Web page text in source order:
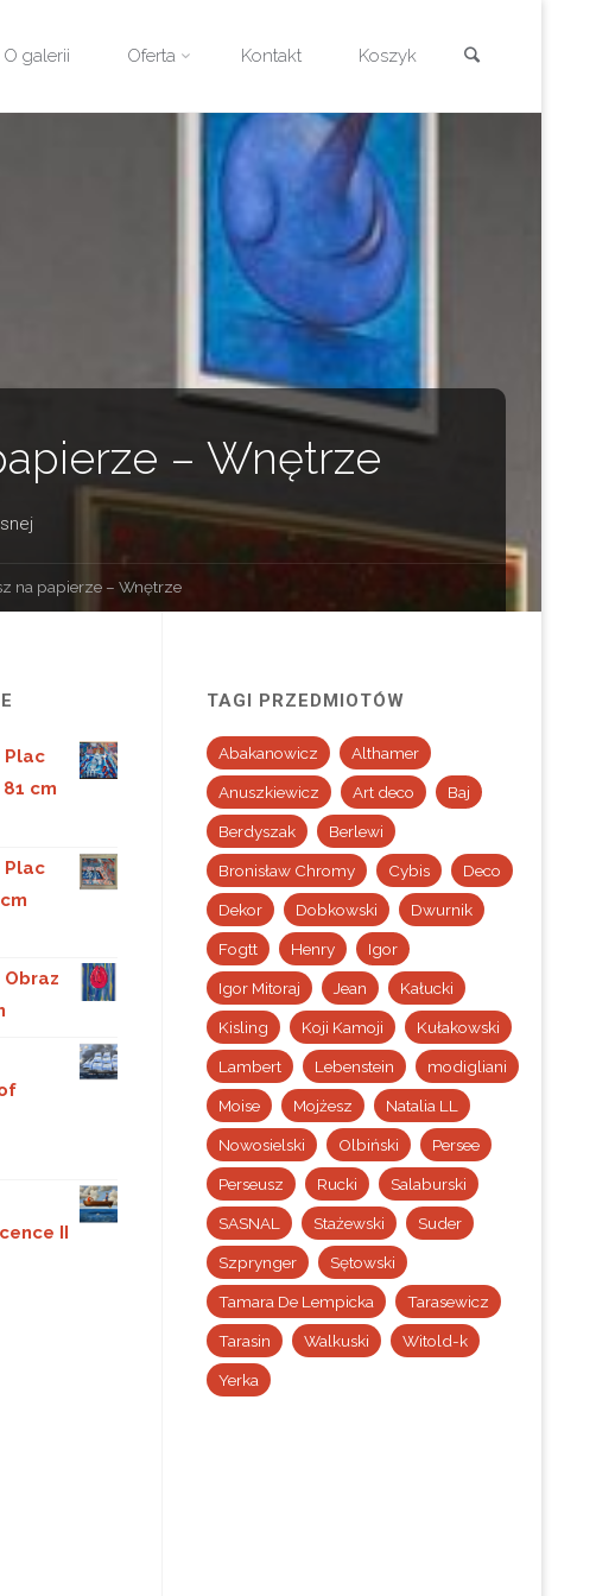
O galerii Oferta Kontakt Koszyk
– Wnętrze
na papierze – Wnętrze
Plac
cm
Plac
Obraz
II
TAGI PRZEDMIOTÓW
Abakanowicz Althamer
Anuszkiewicz Art deco Baj
Berdyszak Berlewi
Bronisław Chromy Cybis Deco
Dekor Dobkowski Dwurnik
Fogtt Henry Igor
Igor Mitoraj Jean Kałucki
Kisling Koji Kamoji Kułakowski
Lambert Lebenstein modigliani
Moise Mojżesz Natalia LL
Nowosielski Olbiński Persee
Perseusz Rucki Salaburski
SASNAL Stażewski Suder
Szprynger Sętowski
Tamara De Lempicka Tarasewicz
Tarasin Walkuski Witold-k
Yerka